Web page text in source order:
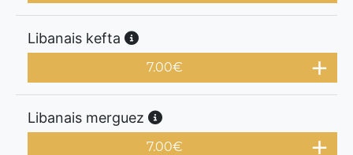
Libanais kefta
7.00€
Libanais merguez
7.00€